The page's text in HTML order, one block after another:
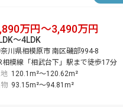
万円～3,490万円
川県相模原市 南区磯部994-8
相模線「相武台下」駅まで徒歩17分
120.1m²～120.62m²
～4LDK
93.15m²～94.81m²